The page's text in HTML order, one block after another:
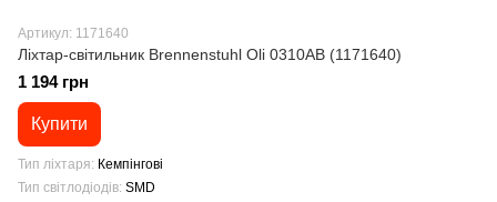
Артикул: 1171640
Ліхтар-світильник Brennenstuhl Oli 0310AB (1171640)
1 194 грн
Купити
Тип ліхтаря
Кемпінгові
Тип світлодіодів SMD